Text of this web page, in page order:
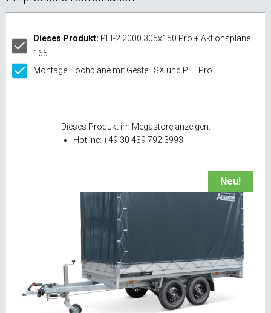
Neu!
Dieses Produkt im Megastore anzeigen.
Hotline: +49 30 439 792 3993
Dieses Produkt: PLT-2 2000.305x150 Pro + Aktionsplane
165
Montage Hochplane mit Gestell SX und PLT Pro